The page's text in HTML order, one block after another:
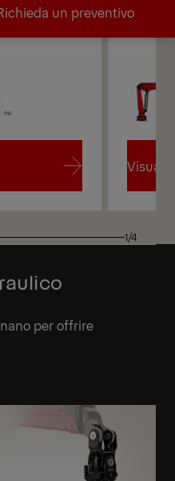
un preventivo
1/4
per offrire